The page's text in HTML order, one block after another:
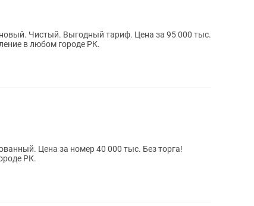
Чистый. Выгодный тариф. Цена за 95 000 тыс.
в любом городе РК.
Цена за номер 40 000 тыс. Без торга!
РК.